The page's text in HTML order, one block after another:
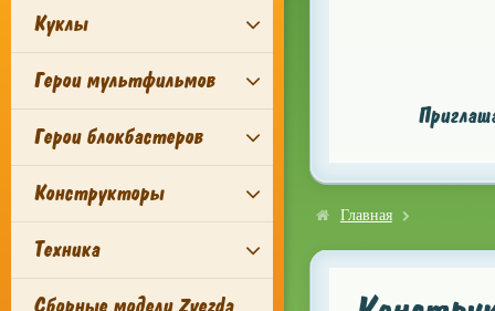
Куклы
Герои мультфильмов
Герои блокбастеров
Конструкторы
Техника
Главная